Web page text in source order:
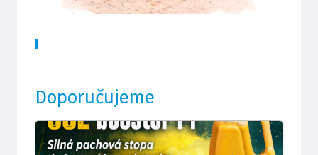
Doporučujeme